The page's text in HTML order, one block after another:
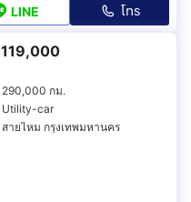
LINE โทร
119,000
290,000 กม.
Utility-car
สายไหม กรุงเทพมหานคร